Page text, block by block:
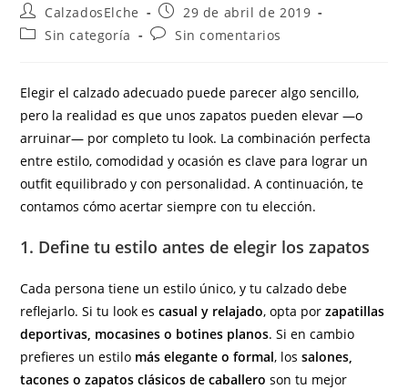
Autor
de
la
CalzadosElche
Publicación
de
29 de abril de 2019
Categoría
entrada:
Sin categoría
Comentarios
entrada:
Sin comentarios
Elegir el calzado adecuado puede parecer algo sencillo,
pero la realidad es que unos zapatos pueden elevar —o
arruinar— por completo tu look. La combinación perfecta
entre estilo, comodidad y ocasión es clave para lograr un
outfit equilibrado y con personalidad. A continuación, te
contamos cómo acertar siempre con tu elección.
1. Define tu estilo antes de elegir los zapatos
Cada persona tiene un estilo único, y tu calzado debe
reflejarlo. Si tu look escasual y relajado, opta porzapatillas
deportivas, mocasines o botines planos. Si en cambio
prefieres un estilo más elegante o formal, lossalones,
tacones o zapatos clásicos de caballero son tu mejor